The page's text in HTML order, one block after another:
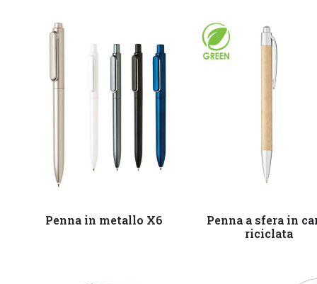
Leggi tutto
Penna in metallo X6 Leggi tutto
Penna a sfera in
riciclata